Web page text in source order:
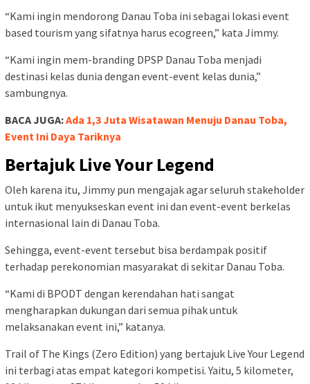
“Kami ingin mendorong Danau Toba ini sebagai lokasi event
based tourism yang sifatnya harus ecogreen,” kata Jimmy.
“Kami ingin mem-branding DPSP Danau Toba menjadi
destinasi kelas dunia dengan event-event kelas dunia,”
sambungnya.
BACA JUGA:Ada 1,3 Juta Wisatawan Menuju Danau Toba,
Event Ini Daya Tariknya
Bertajuk Live Your Legend
Oleh karena itu, Jimmy pun mengajak agar seluruh stakeholder
untuk ikut menyukseskan event ini dan event-event berkelas
internasional lain di Danau Toba.
Sehingga, event-event tersebut bisa berdampak positif
terhadap perekonomian masyarakat di sekitar Danau Toba.
“Kami di BPODT dengan kerendahan hati sangat
mengharapkan dukungan dari semua pihak untuk
melaksanakan event ini,” katanya.
Trail of The Kings (Zero Edition) yang bertajuk Live Your Legend
ini terbagi atas empat kategori kompetisi. Yaitu, 5 kilometer,